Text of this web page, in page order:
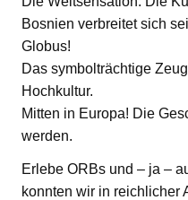
Bosnien verbreitet sich
Globus!
Das symbolträchtige
Hochkultur.
Mitten in Europa! Die
werden.
Erlebe ORBs und – ja –
konnten wir in reichlicher